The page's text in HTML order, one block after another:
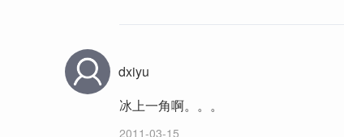
dxiyu
冰上一角啊。。。
2011-03-15